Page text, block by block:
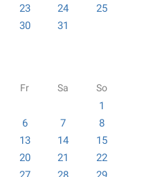
23 24
25
30 31
Fr Sa So
1
6 7
8
13 14
15
20 21
22